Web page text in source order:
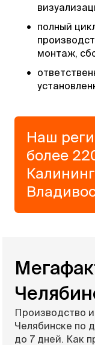
Наш
более
•
полный
монтаж,
•
Производство
Челябинске по
до 7 дней. Как